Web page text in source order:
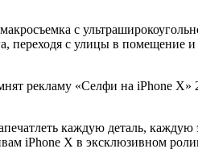
с
с улицы в помещение и
рекламу «Селфи на iPhone
каждую деталь,
iPhone X в эксклюзивном